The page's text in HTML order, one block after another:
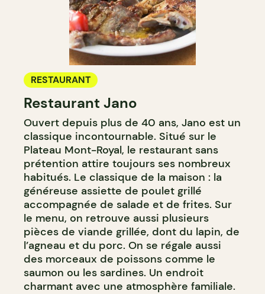
RESTAURANT
Restaurant Jano
Ouvert depuis plus de 40 ans, Jano est un
classique incontournable. Situé sur le
Plateau Mont-Royal, le restaurant sans
prétention attire toujours ses nombreux
habitués. Le classique de la maison : la
généreuse assiette de poulet grillé
accompagnée de salade et de frites. Sur
le menu, on retrouve aussi plusieurs
pièces de viande grillée, dont du lapin, de
l’agneau et du porc. On se régale aussi
des morceaux de poissons comme le
saumon ou les sardines. Un endroit
charmant avec une atmosphère familiale.